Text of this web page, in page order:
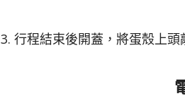
3. 行程結束後開蓋，將蛋殼上